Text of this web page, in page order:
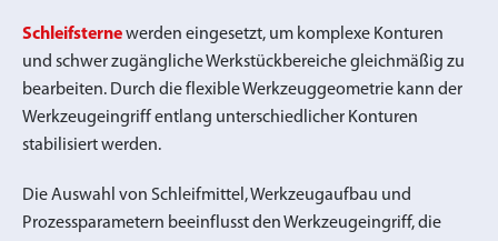
Schleifsternewerden eingesetzt, um komplexe Konturen
und schwer zugängliche Werkstückbereiche gleichmäßig zu
bearbeiten. Durch die flexible Werkzeuggeometrie kann der
Werkzeugeingriff entlang unterschiedlicher Konturen
stabilisiert werden.
Die Auswahl von Schleifmittel, Werkzeugaufbau und
Prozessparametern beeinflusst den Werkzeugeingriff, die